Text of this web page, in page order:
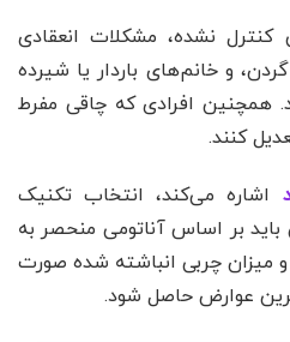
کنترل نشده، مشکلات انعقادی
و خانم‌های باردار یا شیرده
همچنین افرادی که چاقی مفرط
کنند.
اشاره می‌کند، انتخاب تکنیک
بر اساس آناتومی منحصر به
میزان چربی انباشته شده صورت
عوارض حاصل شود.